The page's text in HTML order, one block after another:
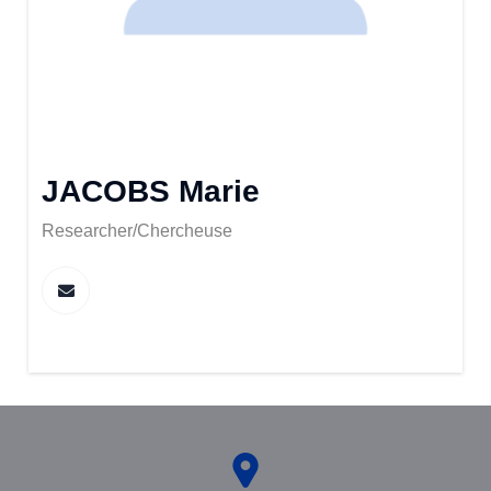
JACOBS Marie
Researcher/Chercheuse